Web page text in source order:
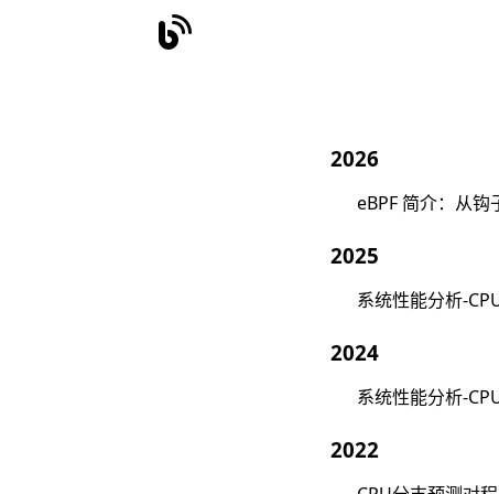
2026
eBPF 简介：从钩
2025
系统性能分析-
2024
系统性能分析-
2022